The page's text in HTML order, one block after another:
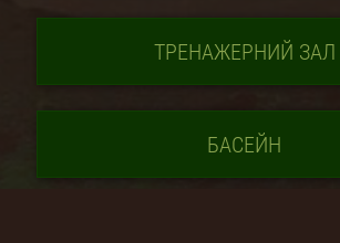
ТРЕНАЖЕРНИЙ ЗАЛ
БАСЕЙН